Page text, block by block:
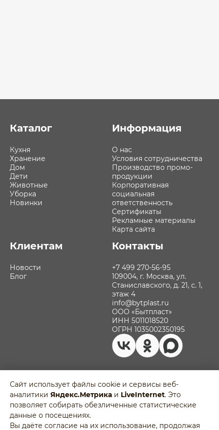
Каталог
Кухня
Хранение
Дом
Дети
Животные
Уборка
Новинки
Информация
О нас
Условия сотрудничества
Производство промо-
продукции
Корпоративная
социальная
ответственность
Сертификаты
Рекламные материалы
Карта сайта
Клиентам
Новости
Блог
Контакты
+7 499 270-56-95
109004, г. Москва, ул.
Станиславского, д. 21, с. 1,
этаж 4
info@bytplast.ru
ООО «Бытпласт»
ИНН 5011018520
ОГРН 1035002350195
Политика обработки персональных
данных
Пользовательское соглашение
Отозвать согласие на обработку
Сайт использует файлы cookie и сервисы веб-
аналитики Яндекс.Метрика и LiveInternet. Это
позволяет собирать обезличенные статистические
данные о посещениях.
Вы даёте согласие на их использование, продолжая